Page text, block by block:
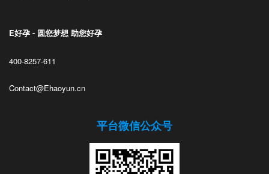
E好孕 - 圆您梦想 助您好孕
400-8257-611
Contact@Ehaoyun.cn
平台微信公众号